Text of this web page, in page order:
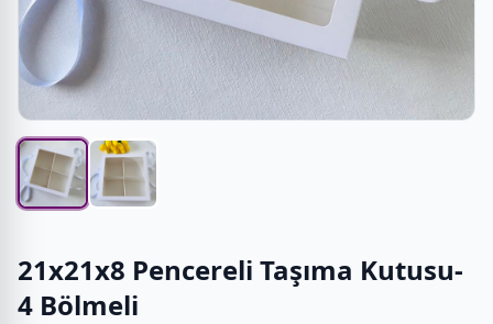
21x21x8 Pencereli Taşıma Kutusu-
4 Bölmeli